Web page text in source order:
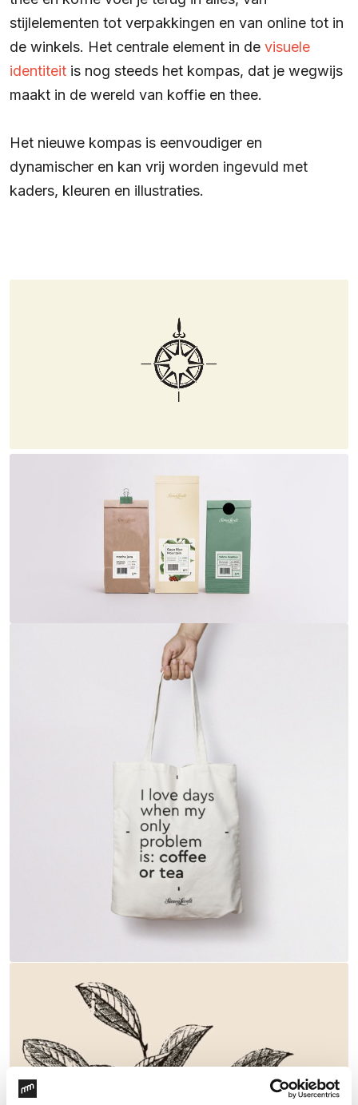
stijlelementen tot verpakkingen en van online tot in
de winkels. Het centrale element in de visuele
identiteit is nog steeds het kompas, dat je wegwijs
maakt in de wereld van koffie en thee.
Het nieuwe kompas is eenvoudiger en
dynamischer en kan vrij worden ingevuld met
kaders, kleuren en illustraties.